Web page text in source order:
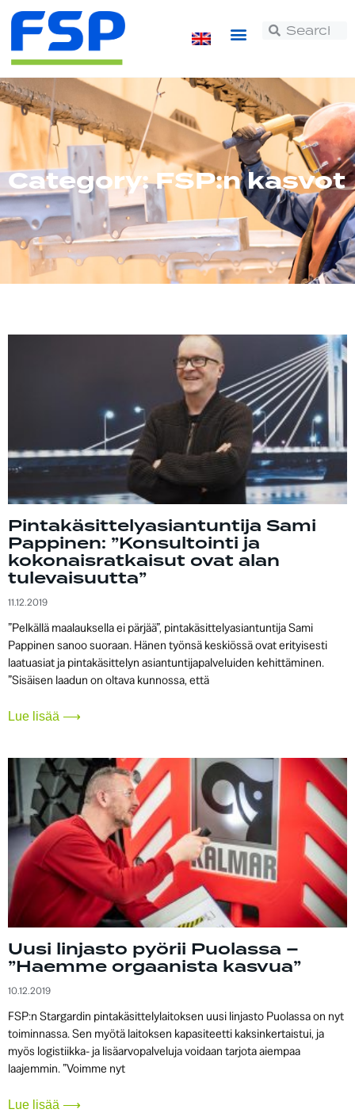
Category: FSP:n kasvot
Pintakäsittelyasiantuntija Sami
Pappinen: ”Konsultointi ja
kokonaisratkaisut ovat alan
tulevaisuutta”
11.12.2019
”Pelkällä maalauksella ei pärjää”, pintakäsittelyasiantuntija Sami
Pappinen sanoo suoraan. Hänen työnsä keskiössä ovat erityisesti
laatuasiat ja pintakäsittelyn asiantuntijapalveluiden kehittäminen.
”Sisäisen laadun on oltava kunnossa, että
Lue lisää ⟶
Uusi linjasto pyörii Puolassa –
”Haemme orgaanista kasvua”
10.12.2019
FSP:n Stargardin pintakäsittelylaitoksen uusi linjasto Puolassa on nyt
toiminnassa. Sen myötä laitoksen kapasiteetti kaksinkertaistui, ja
myös logistiikka- ja lisäarvopalveluja voidaan tarjota aiempaa
laajemmin. ”Voimme nyt
Lue lisää ⟶